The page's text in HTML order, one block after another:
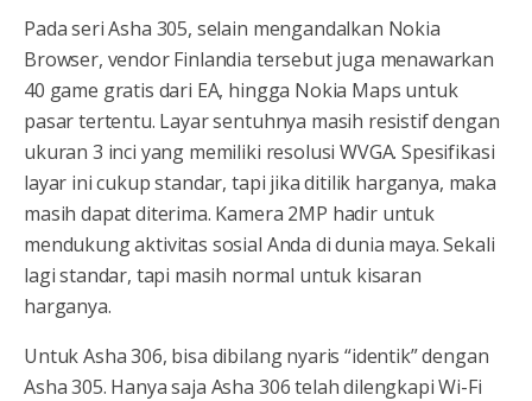
Pada seri Asha 305, selain mengandalkan Nokia
Browser, vendor Finlandia tersebut juga menawarkan
40 game gratis dari EA, hingga Nokia Maps untuk
pasar tertentu. Layar sentuhnya masih resistif dengan
ukuran 3 inci yang memiliki resolusi WVGA. Spesifikasi
layar ini cukup standar, tapi jika ditilik harganya, maka
masih dapat diterima. Kamera 2MP hadir untuk
mendukung aktivitas sosial Anda di dunia maya. Sekali
lagi standar, tapi masih normal untuk kisaran
harganya.
Untuk Asha 306, bisa dibilang nyaris “identik” dengan
Asha 305. Hanya saja Asha 306 telah dilengkapi Wi-Fi